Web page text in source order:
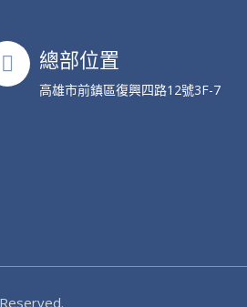
總部位置
高雄市前鎮區復興四路12號3F-7